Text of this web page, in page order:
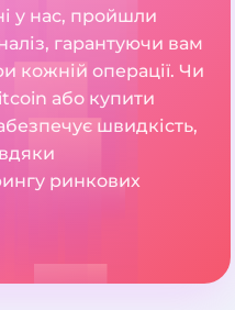
у нас, пройшли
гарантуючи вам
кожній операції. Чи
або купити
швидкість,
ринкових